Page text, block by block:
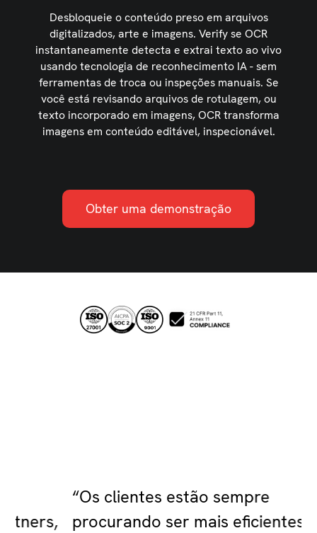
Desbloqueie o conteúdo preso em arquivos
digitalizados, arte e imagens. Verify se OCR
instantaneamente detecta e extrai texto ao vivo
usando tecnologia de reconhecimento IA - sem
ferramentas de troca ou inspeções manuais. Se
você está revisando arquivos de rotulagem, ou
texto incorporado em imagens, OCR transforma
imagens em conteúdo editável, inspecionável.
Obter uma demonstração
“Os clientes estão sempre
procurando ser mais eficientes com o